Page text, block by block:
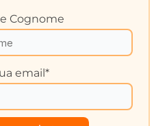
Cognome
email*